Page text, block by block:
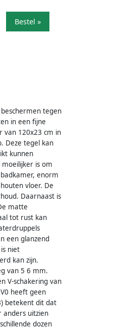
Bestel »
tegen
in een fijne
van 120x23 cm in
Deze tegel kan
kunnen
is om
enorm
vloer. De
Daarnaast is
matte
tot rust kan
een glanzend
niet
kan zijn.
van 5 6 mm.
V-schakering van
heeft geen
betekent dit dat
uitzien
dozen